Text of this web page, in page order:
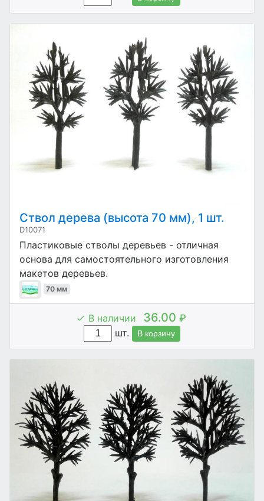
Ствол дерева (высота 70 мм), 1 шт.
D10071
Пластиковые стволы деревьев - отличная
основа для самостоятельного изготовления
макетов деревьев.
70 мм
В наличии 36.00 ₽
шт.
В корзину